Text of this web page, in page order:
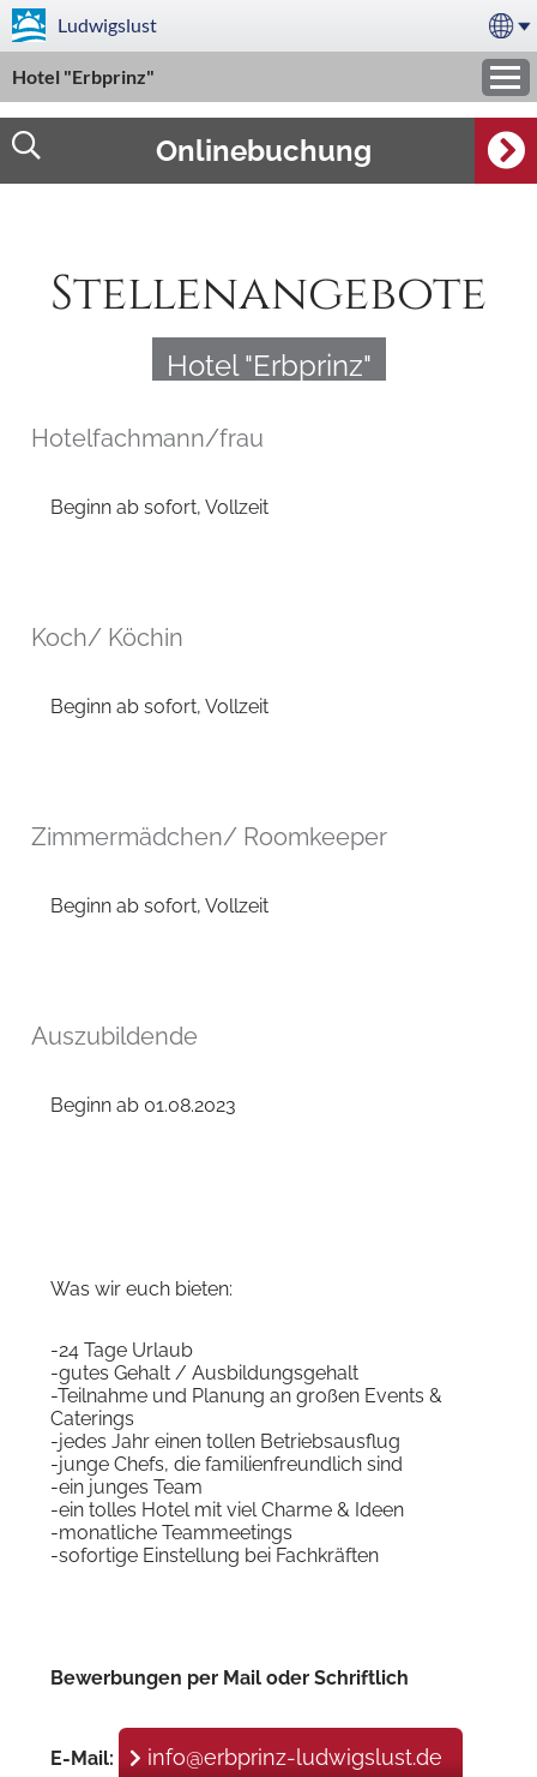
Ludwigslust
Hotel "Erbprinz"
Onlinebuchung
Stellenangebote
Hotel "Erbprinz"
Hotelfachmann/frau
Beginn ab sofort, Vollzeit
Koch/ Köchin
Beginn ab sofort, Vollzeit
Zimmermädchen/ Roomkeeper
Beginn ab sofort, Vollzeit
Auszubildende
Beginn ab 01.08.2023
Was wir euch bieten:
-24 Tage Urlaub
-gutes Gehalt / Ausbildungsgehalt
-Teilnahme und Planung an großen Events &
Caterings
-jedes Jahr einen tollen Betriebsausflug
-junge Chefs, die familienfreundlich sind
-ein junges Team
-ein tolles Hotel mit viel Charme & Ideen
-monatliche Teammeetings
-sofortige Einstellung bei Fachkräften
Bewerbungen per Mail oder Schriftlich
E-Mail: info@erbprinz-ludwigslust.de